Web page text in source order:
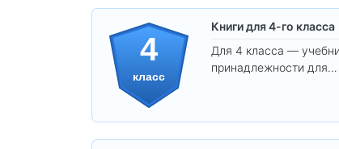
4
класс
Книги для 4-го класса
Для 4 класса —
принадлежности для